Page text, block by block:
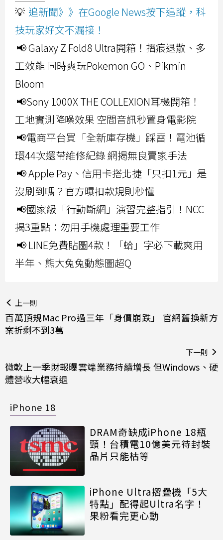
💡 追新聞》》在Google News按下追蹤，科
技玩家好文不漏接！
📢 Galaxy Z Fold8 Ultra開箱！摺痕退散、多
工效能 同時爽玩Pokemon GO、Pikmin
Bloom
📢Sony 1000X THE COLLEXION耳機開箱！
工地實測降噪效果 空間音訊秒置身電影院
📢電商平台買「全新庫存機」踩雷！電池循
環44次還帶維修紀錄 網揭無良賣家手法
📢 Apple Pay、信用卡搭北捷「只扣1元」是
沒刷到嗎？官方曝扣款規則秒懂
📢國家級「行動斷網」演習完整指引！NCC
揭3重點：勿用手機處理重要工作
📢 LINE免費貼圖4款！「蛤」字必下載爽用
半年、熊大兔兔動態圖超Q
上一則
百萬頂規Mac Pro過三年「身價崩跌」 官網舊換新方
案折剩不到3萬
下一則
微軟上一季財報曝雲端業務持續增長 但Windows、硬
體營收大幅衰退
iPhone 18
DRAM奇缺成iPhone 18瓶
頸！台積電10億美元待封裝
晶片只能枯等
iPhone Ultra摺疊機「5大
特點」配得起Ultra名字！
果粉看完更心動